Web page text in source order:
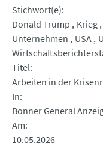
Stichwort(e)
Donald Trump
Krieg
Unternehmen
USA
Titel
Arbeiten in der
In
Bonner General
Am
10.05.2026